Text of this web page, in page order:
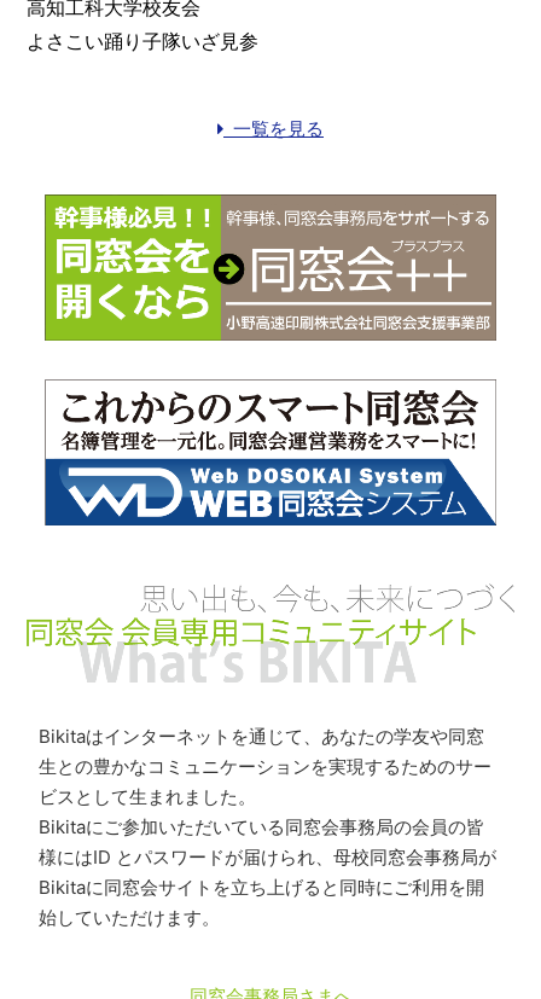
高知工科大学校友会
よさこい踊り子隊いざ見参
一覧を見る
Bikitaはインターネットを通じて、あなたの学友や同窓
生との豊かなコミュニケーションを実現するためのサー
ビスとして生まれました。
Bikitaにご参加いただいている同窓会事務局の会員の皆
様にはID とパスワードが届けられ、母校同窓会事務局が
Bikitaに同窓会サイトを立ち上げると同時にご利用を開
始していただけます。